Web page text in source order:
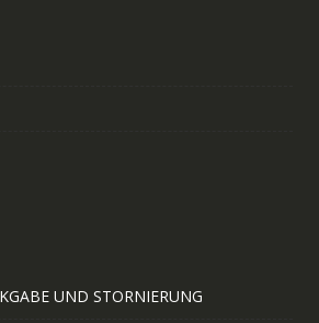
UND STORNIERUNG